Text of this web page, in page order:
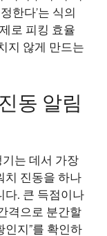
한다’는 식의
로 피킹 효율
지 않게 만드는
동 알림
는 데서 가장
치 진동을 하나
다. 큰 득점이나
격으로 분간할
인지”를 확인하